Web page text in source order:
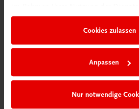
Cookies zulassen
Anpassen
Nur notwendige